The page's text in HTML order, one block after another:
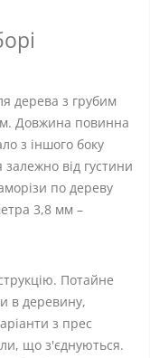
дерева з грубим
Довжина повинна
з іншого боку
від густини
по дереву
3,8 мм –
Потайне
в деревину,
з прес
що з'єднуються.